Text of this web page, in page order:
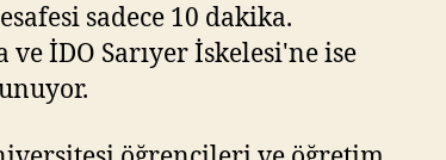
sadece 10 dakika.
İDO Sarıyer İskelesi'ne ise